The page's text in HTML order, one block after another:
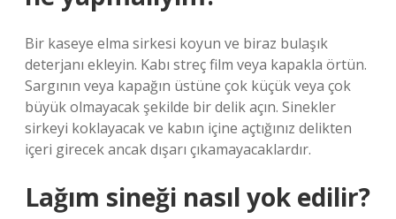
Bir kaseye elma sirkesi koyun ve biraz bulaşık
deterjanı ekleyin. Kabı streç film veya kapakla örtün.
Sargının veya kapağın üstüne çok küçük veya çok
büyük olmayacak şekilde bir delik açın. Sinekler
sirkeyi koklayacak ve kabın içine açtığınız delikten
içeri girecek ancak dışarı çıkamayacaklardır.
Lağım sineği nasıl yok edilir?